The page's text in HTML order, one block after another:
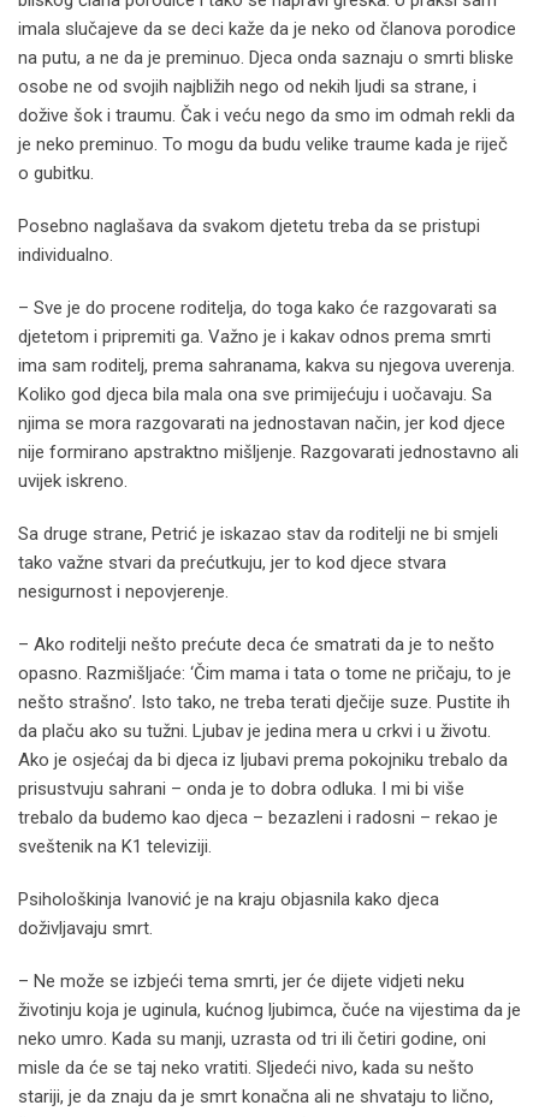
imala slučajeve da se deci kaže da je neko od članova porodice
na putu, a ne da je preminuo. Djeca onda saznaju o smrti bliske
osobe ne od svojih najbližih nego od nekih ljudi sa strane, i
dožive šok i traumu. Čak i veću nego da smo im odmah rekli da
je neko preminuo. To mogu da budu velike traume kada je riječ
o gubitku.
Posebno naglašava da svakom djetetu treba da se pristupi
individualno.
– Sve je do procene roditelja, do toga kako će razgovarati sa
djetetom i pripremiti ga. Važno je i kakav odnos prema smrti
ima sam roditelj, prema sahranama, kakva su njegova uverenja.
Koliko god djeca bila mala ona sve primijećuju i uočavaju. Sa
njima se mora razgovarati na jednostavan način, jer kod djece
nije formirano apstraktno mišljenje. Razgovarati jednostavno ali
uvijek iskreno.
Sa druge strane, Petrić je iskazao stav da roditelji ne bi smjeli
tako važne stvari da prećutkuju, jer to kod djece stvara
nesigurnost i nepovjerenje.
– Ako roditelji nešto prećute deca će smatrati da je to nešto
opasno. Razmišljaće: ‘Čim mama i tata o tome ne pričaju, to je
nešto strašno’. Isto tako, ne treba terati dječije suze. Pustite ih
da plaču ako su tužni. Ljubav je jedina mera u crkvi i u životu.
Ako je osjećaj da bi djeca iz ljubavi prema pokojniku trebalo da
prisustvuju sahrani – onda je to dobra odluka. I mi bi više
trebalo da budemo kao djeca – bezazleni i radosni – rekao je
sveštenik na K1 televiziji.
Psihološkinja Ivanović je na kraju objasnila kako djeca
doživljavaju smrt.
– Ne može se izbjeći tema smrti, jer će dijete vidjeti neku
životinju koja je uginula, kućnog ljubimca, čuće na vijestima da je
neko umro. Kada su manji, uzrasta od tri ili četiri godine, oni
misle da će se taj neko vratiti. Sljedeći nivo, kada su nešto
stariji, je da znaju da je smrt konačna ali ne shvataju to lično,